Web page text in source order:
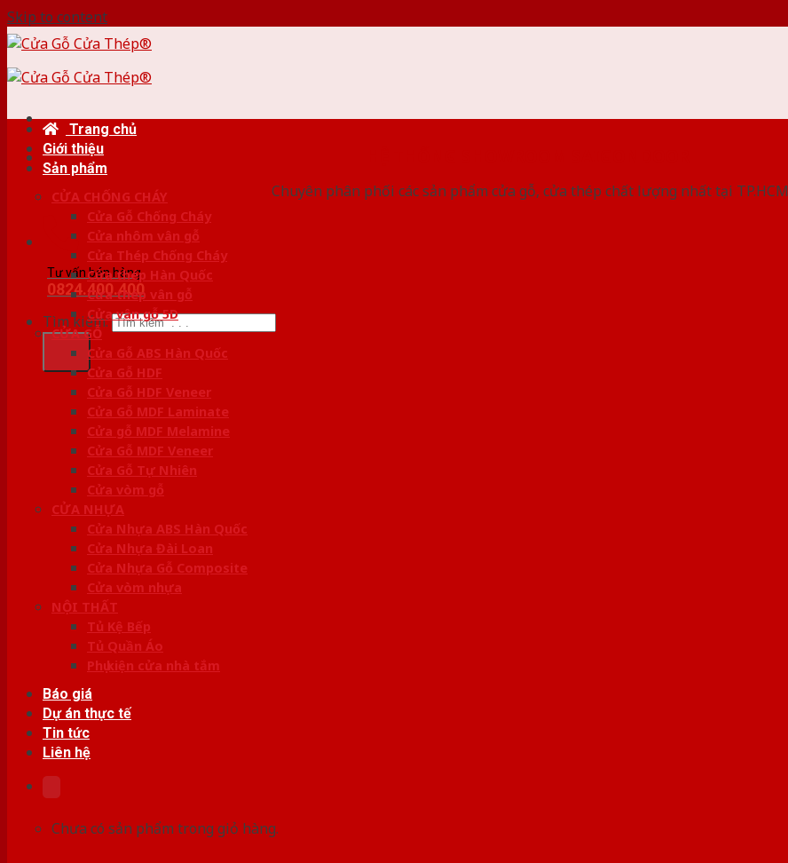
Skip to content
Chuyên phân phối các sản phẩm cửa gỗ, cửa thép chất lượng nhất tại TP.HCM
Tư vấn bán hàng
0824.400.400
Tìm kiếm:
Trang chủ
Giới thiệu
Sản phẩm
CỬA CHỐNG CHÁY
Cửa Gỗ Chống Cháy
Cửa nhôm vân gỗ
Cửa Thép Chống Cháy
Cửa thép Hàn Quốc
Cửa thép vân gỗ
Cửa vân gỗ 5D
CỬA GỖ
Cửa Gỗ ABS Hàn Quốc
Cửa Gỗ HDF
Cửa Gỗ HDF Veneer
Cửa Gỗ MDF Laminate
Cửa gỗ MDF Melamine
Cửa Gỗ MDF Veneer
Cửa Gỗ Tự Nhiên
Cửa vòm gỗ
CỬA NHỰA
Cửa Nhựa ABS Hàn Quốc
Cửa Nhựa Đài Loan
Cửa Nhựa Gỗ Composite
Cửa vòm nhựa
NỘI THẤT
Tủ Kệ Bếp
Tủ Quần Áo
Phụ kiện cửa nhà tắm
Báo giá
Dự án thực tế
Tin tức
Liên hệ
Chưa có sản phẩm trong giỏ hàng.